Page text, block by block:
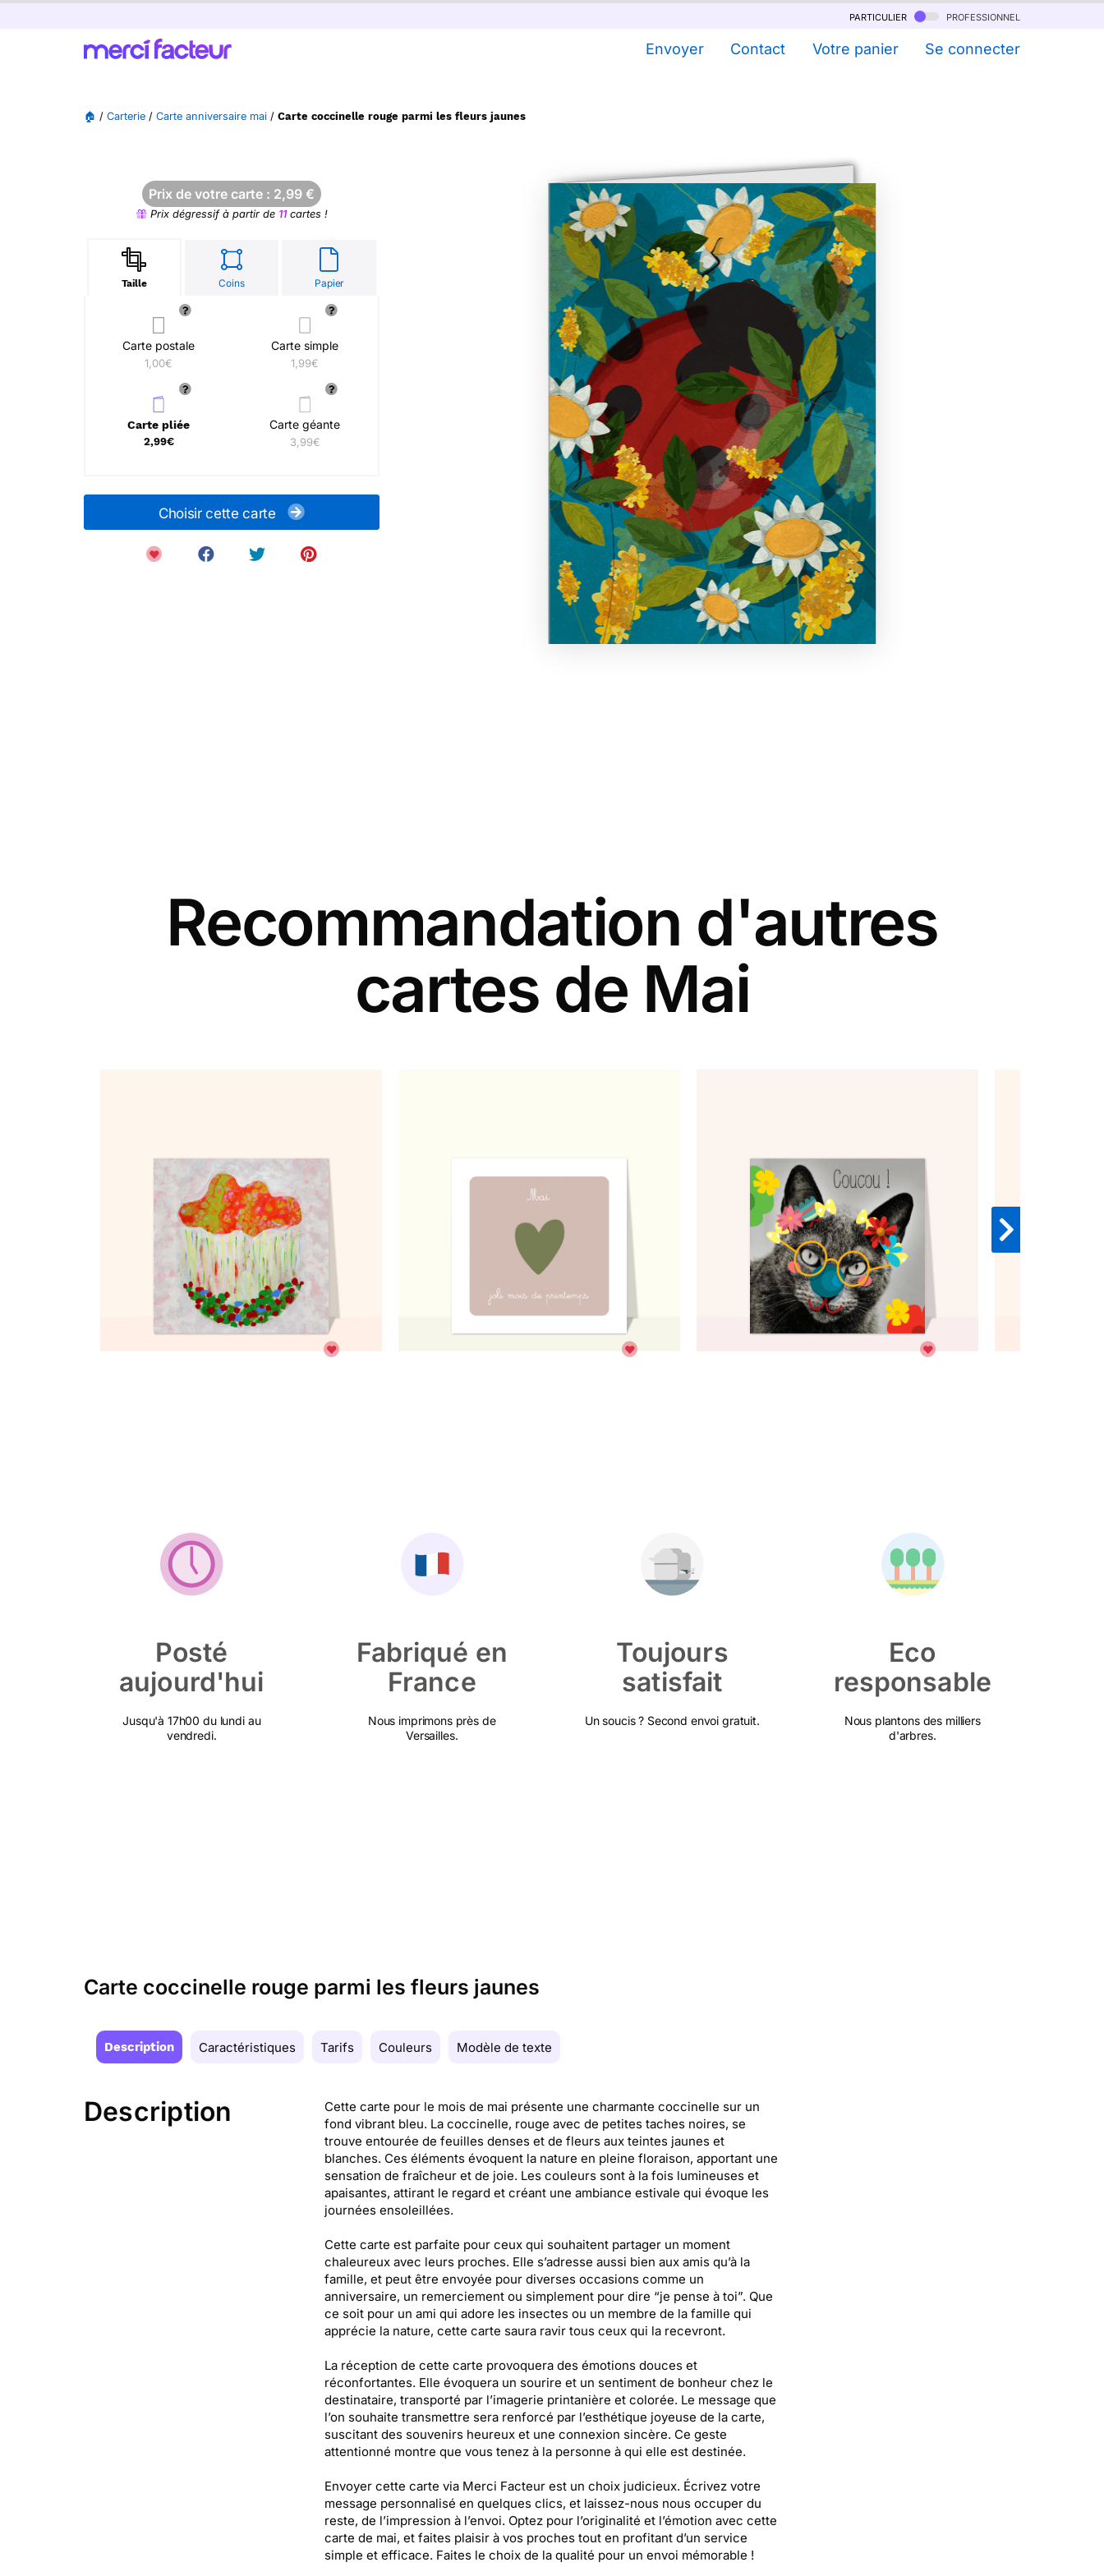
particulier professionnel
Envoyer Contact Votre panier Se connecter
🏠 / Carterie / Carte anniversaire mai / Carte coccinelle rouge parmi les fleurs jaunes
Prix de votre carte : 2,99 €
Prix dégressif à partir de 11cartes !
Taille Coins Papier
Carte postale
1,00€
Carte simple
1,99€
Carte pliée
2,99€
Carte géante
3,99€
Choisir cette carte
Recommandation d'autres
cartes de Mai
Posté
aujourd'hui
Jusqu'à 17h00 du lundi au
vendredi.
Fabriqué en
France
Nous imprimons près de
Versailles.
Toujours
satisfait
Un soucis ? Second envoi gratuit.
Eco
responsable
Nous plantons des milliers
d'arbres.
Carte coccinelle rouge parmi les fleurs jaunes
Description Caractéristiques Tarifs Couleurs Modèle de texte
Description
Cette carte pour le mois de mai présente une charmante coccinelle sur un
fond vibrant bleu. La coccinelle, rouge avec de petites taches noires, se
trouve entourée de feuilles denses et de fleurs aux teintes jaunes et
blanches. Ces éléments évoquent la nature en pleine floraison, apportant une
sensation de fraîcheur et de joie. Les couleurs sont à la fois lumineuses et
apaisantes, attirant le regard et créant une ambiance estivale qui évoque les
journées ensoleillées.
Cette carte est parfaite pour ceux qui souhaitent partager un moment
chaleureux avec leurs proches. Elle s’adresse aussi bien aux amis qu’à la
famille, et peut être envoyée pour diverses occasions comme un
anniversaire, un remerciement ou simplement pour dire “je pense à toi”. Que
ce soit pour un ami qui adore les insectes ou un membre de la famille qui
apprécie la nature, cette carte saura ravir tous ceux qui la recevront.
La réception de cette carte provoquera des émotions douces et
réconfortantes. Elle évoquera un sourire et un sentiment de bonheur chez le
destinataire, transporté par l’imagerie printanière et colorée. Le message que
l’on souhaite transmettre sera renforcé par l’esthétique joyeuse de la carte,
suscitant des souvenirs heureux et une connexion sincère. Ce geste
attentionné montre que vous tenez à la personne à qui elle est destinée.
Envoyer cette carte via Merci Facteur est un choix judicieux. Écrivez votre
message personnalisé en quelques clics, et laissez-nous nous occuper du
reste, de l’impression à l’envoi. Optez pour l’originalité et l’émotion avec cette
carte de mai, et faites plaisir à vos proches tout en profitant d’un service
simple et efficace. Faites le choix de la qualité pour un envoi mémorable !